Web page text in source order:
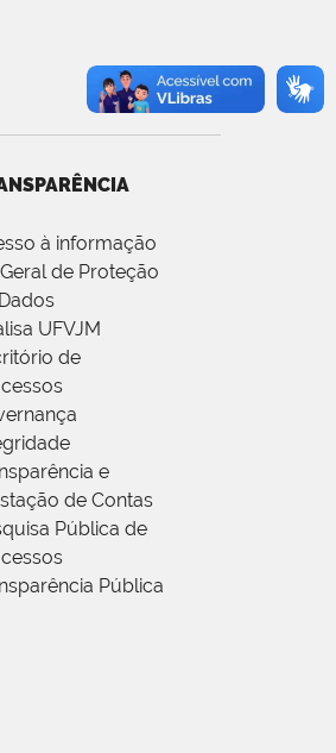
à informação
de Proteção
UFVJM
de
e
de Contas
Pública de
Pública